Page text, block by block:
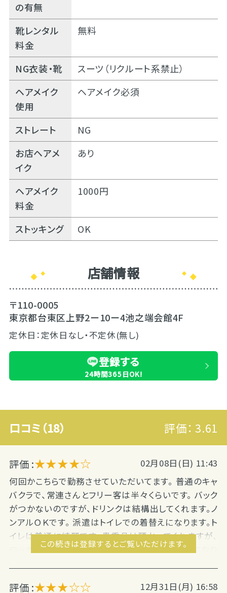
の有無
靴レンタル
料金
無料
NG衣装・靴
スーツ（リクルート系禁止）
ヘアメイク
使用
ヘアメイク必須
ストレート
NG
お店ヘアメ
イク
あり
ヘアメイク
料金
1000円
ストッキング OK
店舗情報
〒110-0005
東京都台東区上野2ー10ー4池之端会館4F
定休日：定休日なし・不定休(無し)
登録する
24時間365日OK!
口コミ（18） 評価： 3.61
評価 :★★★★☆
02月08日(日) 11:43
何回かこちらで勤務させていただいてます。 普通のキャ
バクラで、常連さんとフリー客は半々くらいです。 バック
がつかないのですが、ドリンクは結構出してくれます。ノ
ンアルＯＫです。 派遣はトイレでの着替えになります。ト
イレは普通に綺麗です。貴重品は預かってくれますが、
ロッカーはないので荷物等は更衣室に置く感じになり
働きやすいお店ではあるのでま...
この続きは登録するとご覧いただけます。
評価 :★★★☆☆ 12月31日(月) 16:58